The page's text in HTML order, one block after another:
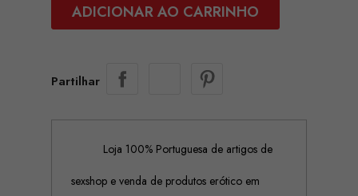
ADICIONAR AO CARRINHO
Partilhar
Loja 100% Portuguesa de artigos de
sexshop e venda de produtos erótico em